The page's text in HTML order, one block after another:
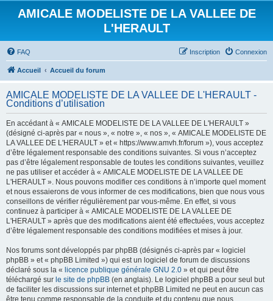
AMICALE MODELISTE DE LA VALLEE DE
L'HERAULT
FAQ Connexion
Inscription
Accueil Accueil du forum
AMICALE MODELISTE DE LA VALLEE DE L'HERAULT -
Conditions d’utilisation
En accédant à « AMICALE MODELISTE DE LA VALLEE DE L'HERAULT »
(désigné ci-après par « nous », « notre », « nos », « AMICALE MODELISTE DE
LA VALLEE DE L'HERAULT » et « https://www.amvh.fr/forum »), vous acceptez
d’être légalement responsable des conditions suivantes. Si vous n’acceptez
pas d’être légalement responsable de toutes les conditions suivantes, veuillez
ne pas utiliser et accéder à « AMICALE MODELISTE DE LA VALLEE DE
L'HERAULT ». Nous pouvons modifier ces conditions à n’importe quel moment
et nous essaierons de vous informer de ces modifications, bien que nous vous
conseillons de vérifier régulièrement par vous-même. En effet, si vous
continuez à participer à « AMICALE MODELISTE DE LA VALLEE DE
L'HERAULT » après que des modifications aient été effectuées, vous acceptez
d’être légalement responsable des conditions modifiées et mises à jour.
Nos forums sont développés par phpBB (désignés ci-après par « logiciel
phpBB » et « phpBB Limited ») qui est un logiciel de forum de discussions
déclaré sous la « licence publique générale GNU 2.0 » et qui peut être
téléchargé sur le site de phpBB (en anglais). Le logiciel phpBB a pour seul but
de faciliter les discussions sur internet et phpBB Limited ne peut en aucun cas
être tenu comme responsable de la conduite et du contenu que nous